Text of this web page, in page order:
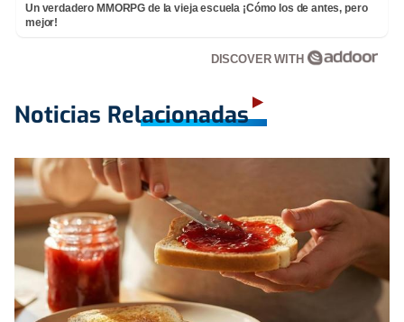
Un verdadero MMORPG de la vieja escuela ¡Cómo los de antes, pero
mejor!
DISCOVER WITH
Noticias Relacionadas